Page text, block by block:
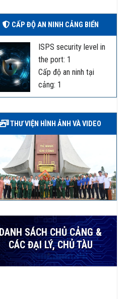
CẤP ĐỘ AN NINH CẢNG BIỂN
ISPS security level in
the port: 1
Cấp độ an ninh tại
cảng: 1
THƯ VIỆN HÌNH ẢNH VÀ VIDEO
DANH SÁCH CHỦ CẢNG &
CÁC ĐẠI LÝ, CHỦ TÀU